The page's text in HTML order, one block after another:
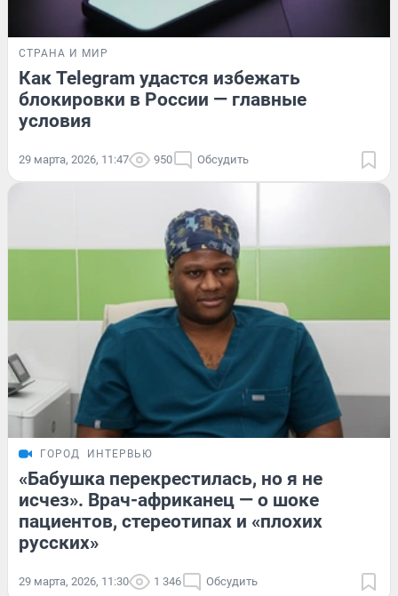
СТРАНА И МИР
Как Telegram удастся избежать
блокировки в России — главные
условия
29 марта, 2026, 11:47 950 Обсудить
ГОРОД ИНТЕРВЬЮ
«Бабушка перекрестилась, но я не
исчез». Врач-африканец — о шоке
пациентов, стереотипах и «плохих
русских»
29 марта, 2026, 11:30 1 346 Обсудить